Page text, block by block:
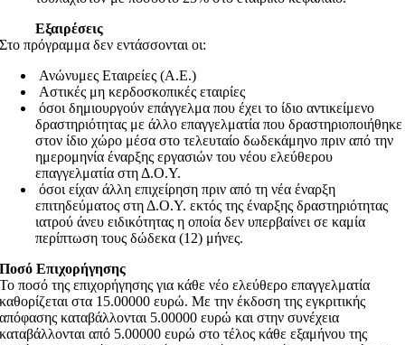
Εξαιρέσεις
Στο πρόγραμμα δεν εντάσσονται οι:
Ανώνυμες Εταιρείες (Α.Ε.)
Αστικές μη κερδοσκοπικές εταιρίες
όσοι δημιουργούν επάγγελμα που έχει το ίδιο αντικείμενο
δραστηριότητας με άλλο επαγγελματία που δραστηριοποιήθηκε
στον ίδιο χώρο μέσα στο τελευταίο δωδεκάμηνο πριν από την
ημερομηνία έναρξης εργασιών του νέου ελεύθερου
επαγγελματία στη Δ.Ο.Υ.
όσοι είχαν άλλη επιχείρηση πριν από τη νέα έναρξη
επιτηδεύματος στη Δ.Ο.Υ. εκτός της έναρξης δραστηριότητας
ιατρού άνευ ειδικότητας η οποία δεν υπερβαίνει σε καμία
περίπτωση τους δώδεκα (12) μήνες.
Ποσό Επιχορήγησης
Το ποσό της επιχορήγησης για κάθε νέο ελεύθερο επαγγελματία
καθορίζεται στα 15.00000 ευρώ. Με την έκδοση της εγκριτικής
απόφασης καταβάλλονται 5.00000 ευρώ και στην συνέχεια
καταβάλλονται από 5.00000 ευρώ στο τέλος κάθε εξαμήνου της